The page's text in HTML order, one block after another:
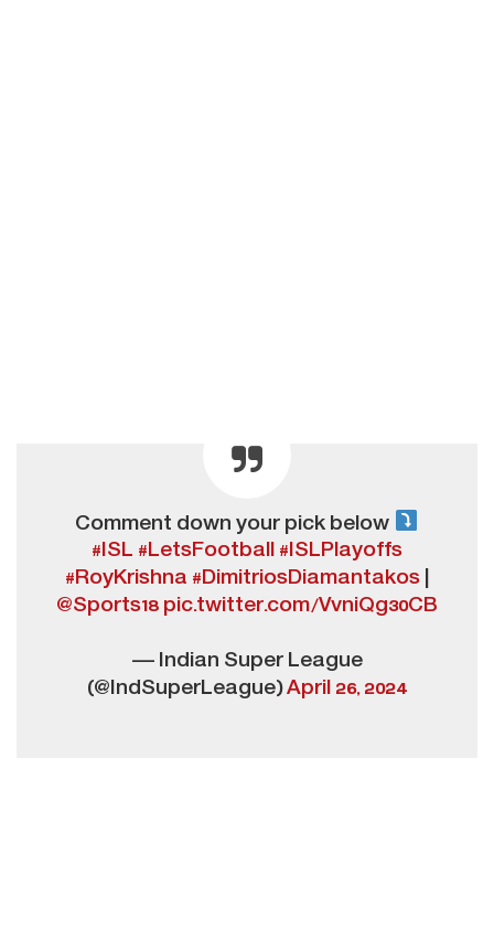
Comment down your pick below
#ISL #LetsFootball #ISLPlayoffs
#RoyKrishna #DimitriosDiamantakos
@Sports18 pic.twitter.com/VvniQg30CB
— Indian Super League
(@IndSuperLeague)April 26, 2024